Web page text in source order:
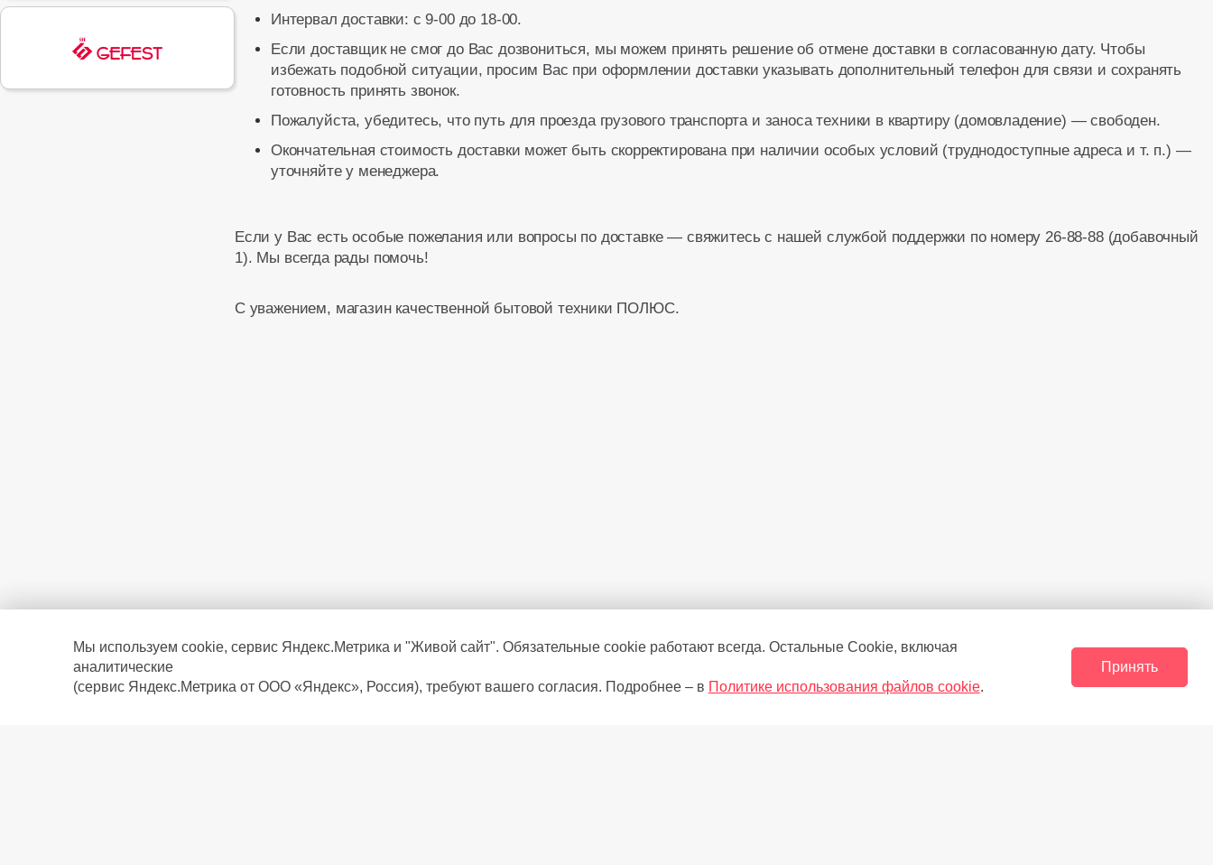
Интервал доставки: с 9-00 до 18-00.
Если доставщик не смог до Вас дозвониться, мы можем принять решение об отмене доставки в согласованную дату. Чтобы
избежать подобной ситуации, просим Вас при оформлении доставки указывать дополнительный телефон для связи и сохранять
готовность принять звонок.
Пожалуйста, убедитесь, что путь для проезда грузового транспорта и заноса техники в квартиру (домовладение) — свободен.
Окончательная стоимость доставки может быть скорректирована при наличии особых условий (труднодоступные адреса и т. п.) —
уточняйте у менеджера.
Если у Вас есть особые пожелания или вопросы по доставке — свяжитесь с нашей службой поддержки по номеру 26-88-88 (добавочный
1). Мы всегда рады помочь!
С уважением, магазин качественной бытовой техники ПОЛЮС.
Мы используем cookie, сервис Яндекс.Метрика и "Живой сайт". Обязательные cookie работают всегда. Остальные Сookie, включая
аналитические
(сервис Яндекс.Метрика от ООО «Яндекс», Россия), требуют вашего согласия. Подробнее – в Политике использования файлов cookie.
Принять